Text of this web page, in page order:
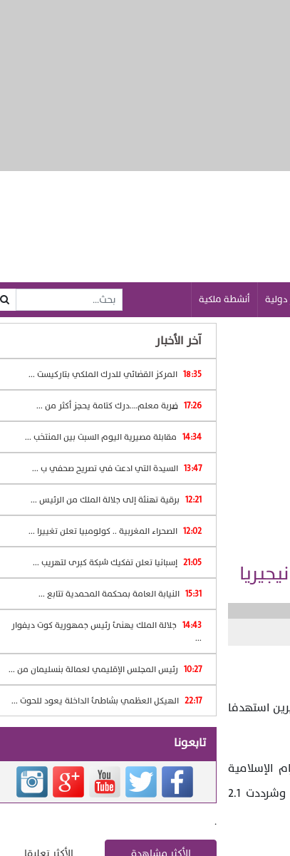
دولية أنشطة ملكية
107 أخرون في تفجيرين استهدفا
الإسلامية
المتشددة التي تسعى لإقامة دولة إسلامية في شمال شرق البلاد وقتلت آلافا وشرددت 2.1
آخر الأخبار
18:35 المركز القضائي للدرك الملكي بتاركيست ...
17:26 ضربة معلم….درك كتامة يحجز أكثر من ...
14:34 مقابلة مصيرية اليوم السبت بين المنتخب ...
13:47 السيدة التي ادعت في تصريح صحفي ب ...
12:21 برقية تهنئة إلى جلالة الملك من الرئيس ...
12:02 الصحراء المغربية .. كولومبيا تعلن تغييرا ...
21:05 إسبانيا تعلن تفكيك شبكة كبرى لتهريب ...
15:31 النيابة العامة بمحكمة المحمدية تتابع ...
14:43 جلالة الملك يهنئ رئيس جمهورية كوت ديفوار
...
10:27 رئيس المجلس الإقليمي لعمالة بنسليمان من ...
22:17 الهيكل العظمي بشاطئ الداخلة يعود للحوت ...
تابعونا
.